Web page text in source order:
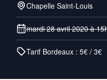
Chapelle Saint-Louis
mardi 28 avril 2020 à
Tarif Bordeaux : 5€ / 3€